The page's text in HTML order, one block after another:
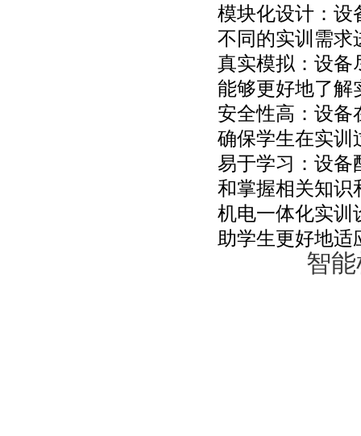
模块化设计：设
不同的实训需求
真实模拟：设备
能够更好地了解
安全性高：设备
确保学生在实训
易于学习：设备
和掌握相关知识
机电一体化实训
助学生更好地
智